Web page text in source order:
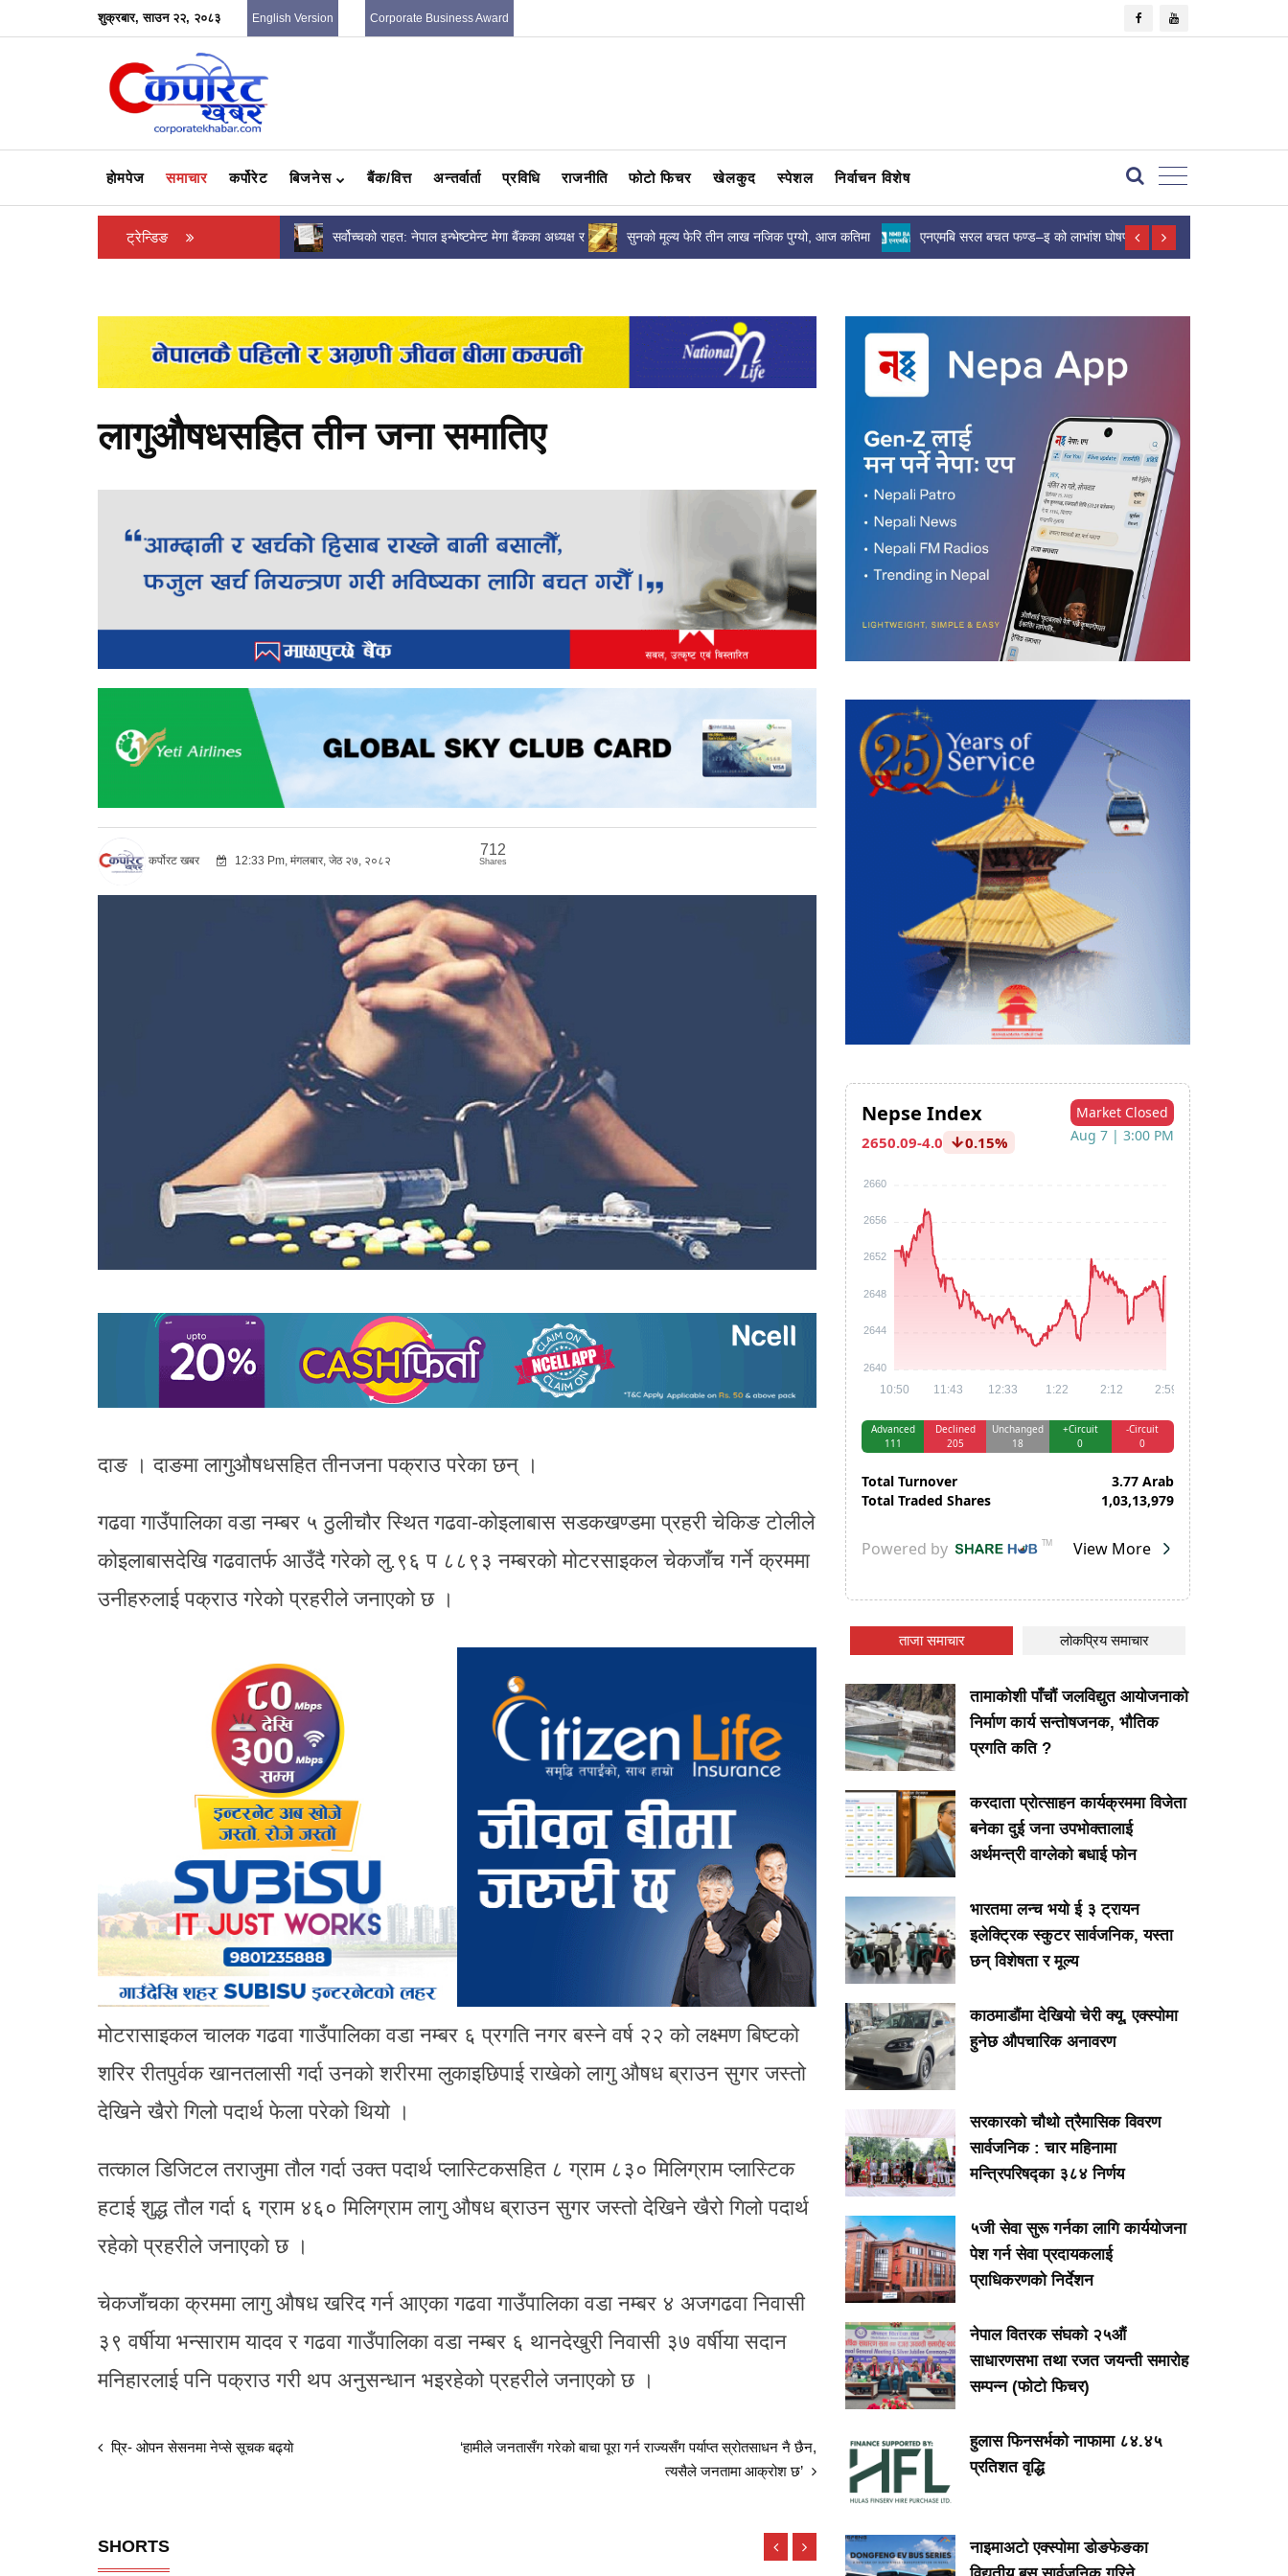
शुक्रबार, साउन २२, २०८३ English Version Corporate Business Award
हाेमपेज समाचार कर्पोरेट बिजनेस बैंक/वित्त अन्तर्वार्ता प्रविधि राजनीति फोटो फिचर खेलकुद स्पेशल निर्वाचन विशेष
ट्रेन्डिङ
गरिमा विकास बैंकको केन्द्रीय कार्यालय स्थानान्तरण
सर्वोच्चको राहत: नेपाल इन्भेष्टमेन्ट मेगा बैंकका अध्यक्ष र
सुनको मूल्य फेरि तीन लाख नजिक पुग्यो, आज कतिमा
एनएमबि सरल बचत फण्ड–इ को लाभांश घोषणा
लागुऔषधसहित तीन जना समातिए
कर्पोरट खबर 12:33 Pm, मंगलबार, जेठ २७, २०८२
712
Shares
दाङ । दाङमा लागुऔषधसहित तीनजना पक्राउ परेका छन् ।
गढवा गाउँपालिका वडा नम्बर ५ ठुलीचौर स्थित गढवा-कोइलाबास सडकखण्डमा प्रहरी चेकिङ टोलीले
कोइलाबासदेखि गढवातर्फ आउँदै गरेको लु.९६ प ८८९३ नम्बरको मोटरसाइकल चेकजाँच गर्ने क्रममा
उनीहरुलाई पक्राउ गरेको प्रहरीले जनाएको छ ।
मोटरासाइकल चालक गढवा गाउँपालिका वडा नम्बर ६ प्रगति नगर बस्ने वर्ष २२ को लक्ष्मण बिष्टको
शरिर रीतपुर्वक खानतलासी गर्दा उनको शरीरमा लुकाइछिपाई राखेको लागु औषध ब्राउन सुगर जस्तो
देखिने खैरो गिलो पदार्थ फेला परेको थियो ।
तत्काल डिजिटल तराजुमा तौल गर्दा उक्त पदार्थ प्लास्टिकसहित ८ ग्राम ८३० मिलिग्राम प्लास्टिक
हटाई शुद्ध तौल गर्दा ६ ग्राम ४६० मिलिग्राम लागु औषध ब्राउन सुगर जस्तो देखिने खैरो गिलो पदार्थ
रहेको प्रहरीले जनाएको छ ।
चेकजाँचका क्रममा लागु औषध खरिद गर्न आएका गढवा गाउँपालिका वडा नम्बर ४ अजगढवा निवासी
३९ वर्षीया भन्साराम यादव र गढवा गाउँपालिका वडा नम्बर ६ थानदेखुरी निवासी ३७ वर्षीया सदान
मनिहारलाई पनि पक्राउ गरी थप अनुसन्धान भइरहेको प्रहरीले जनाएको छ ।
प्रि- ओपन सेसनमा नेप्से सूचक बढ्याे
‘हामीले जनतासँग गरेको बाचा पूरा गर्न राज्यसँग पर्याप्त स्रोतसाधन नै छैन,
त्यसैले जनतामा आक्रोश छ’
SHORTS
ताजा समाचार लोकप्रिय समाचार
तामाकोशी पाँचौं जलविद्युत आयोजनाको
निर्माण कार्य सन्तोषजनक, भौतिक
प्रगति कति ?
करदाता प्रोत्साहन कार्यक्रममा विजेता
बनेका दुई जना उपभोक्तालाई
अर्थमन्त्री वाग्लेको बधाई फोन
भारतमा लन्च भयो ई ३ ट्रायन
इलेक्ट्रिक स्कुटर सार्वजनिक, यस्ता
छन् विशेषता र मूल्य
काठमाडौंमा देखियो चेरी क्यू, एक्स्पोमा
हुनेछ औपचारिक अनावरण
सरकारको चौथो त्रैमासिक विवरण
सार्वजनिक : चार महिनामा
मन्त्रिपरिषद्का ३८४ निर्णय
५जी सेवा सुरू गर्नका लागि कार्ययोजना
पेश गर्न सेवा प्रदायकलाई
प्राधिकरणको निर्देशन
नेपाल वितरक संघको २५औं
साधारणसभा तथा रजत जयन्ती समारोह
सम्पन्न (फोटो फिचर)
हुलास फिनसर्भको नाफामा ८४.४५
प्रतिशत वृद्धि
नाइमाअटो एक्स्पोमा डोङफेङका
×